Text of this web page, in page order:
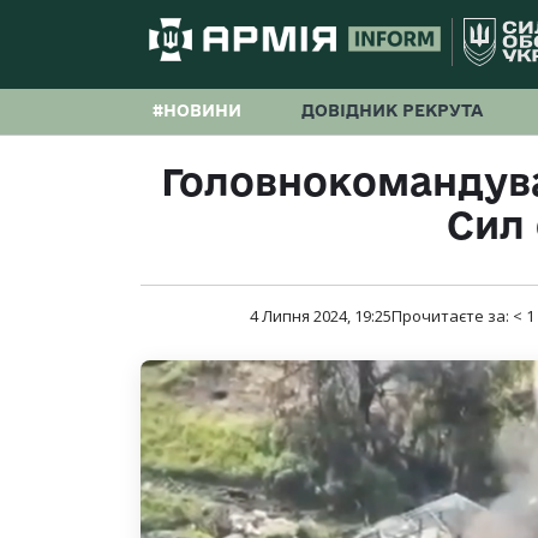
#НОВИНИ ДОВІДНИК РЕКРУТА
Сил
4 Липня 2024, 19:25Прочитаєте за: < 1